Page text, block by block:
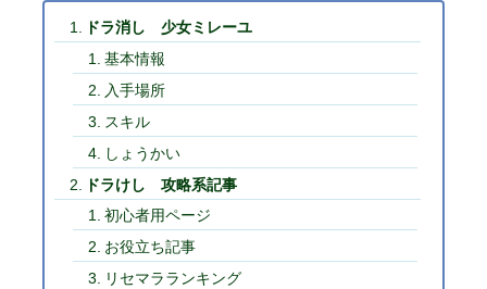
ドラ消し 少女ミレーユ
基本情報
入手場所
スキル
しょうかい
ドラけし 攻略系記事
初心者用ページ
お役立ち記事
リセマラランキング